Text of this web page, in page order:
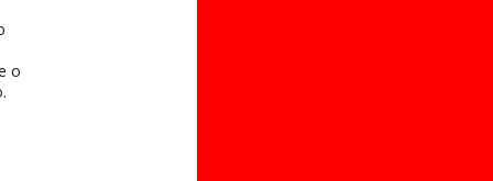
o